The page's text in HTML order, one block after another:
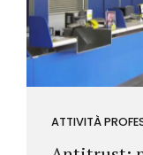
ATTIVITÀ